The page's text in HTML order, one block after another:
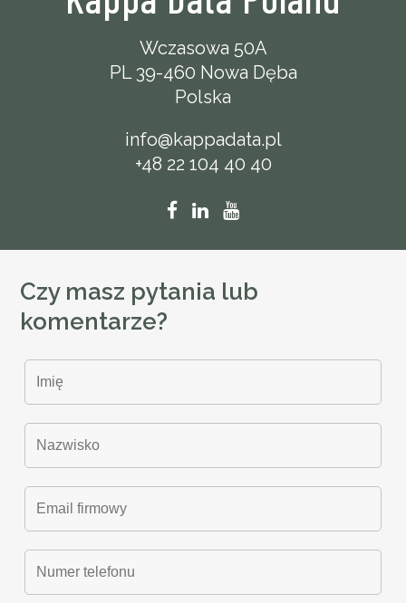
Wczasowa 50A
PL 39-460 Nowa Dęba
Polska
info@kappadata.pl
+48 22 104 40 40
Czy masz pytania lub
komentarze?